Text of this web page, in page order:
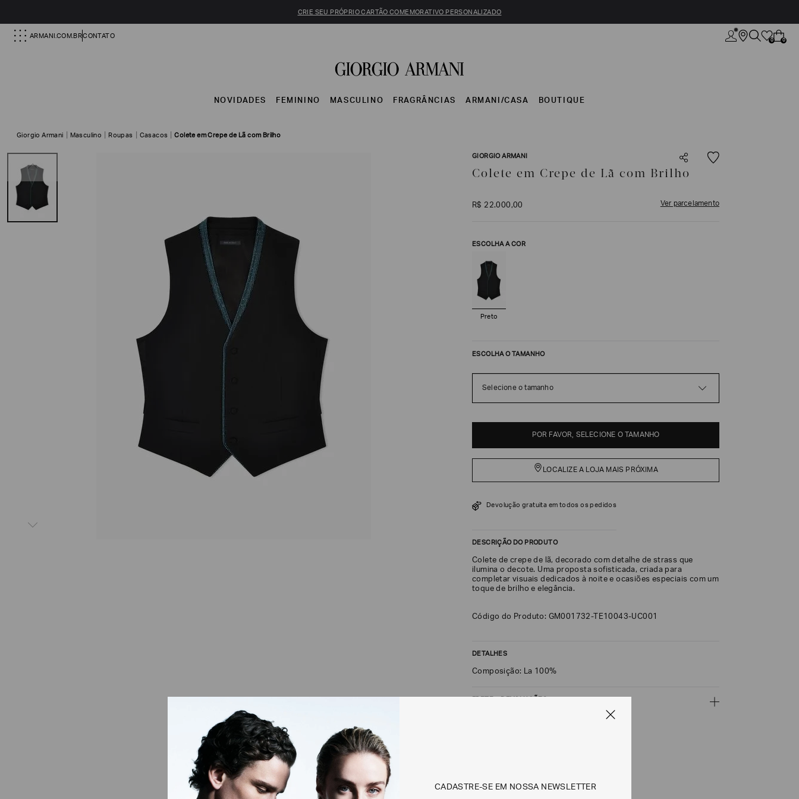
CRIE SEU PRÓPRIO CARTÃO COMEMORATIVO PERSONALIZADO
ARMANI.COM.BRCONTATO
0 0
NOVIDADES FEMININO MASCULINO FRAGRÂNCIAS ARMANI/CASA BOUTIQUE
Giorgio Armani Masculino Roupas Casacos Colete em Crepe de Lã com Brilho
GIORGIO ARMANI
Colete em Crepe de Lã com Brilho
R$ 22.000,00 Ver parcelamento
ESCOLHA A COR
Preto
ESCOLHA O TAMANHO
Selecione o tamanho
POR FAVOR, SELECIONE O TAMANHO
LOCALIZE A LOJA MAIS PRÓXIMA
Devolução gratuita em todos os pedidos
DESCRIÇÃO DO PRODUTO
Colete de crepe de lã, decorado com detalhe de strass que
ilumina o decote. Uma proposta sofisticada, criada para
completar visuais dedicados à noite e ocasiões especiais com um
toque de brilho e elegância.
Código do Produto: GM001732-TE10043-UC001
DETALHES
Composição: La 100%
CADASTRE-SE EM NOSSA NEWSLETTER